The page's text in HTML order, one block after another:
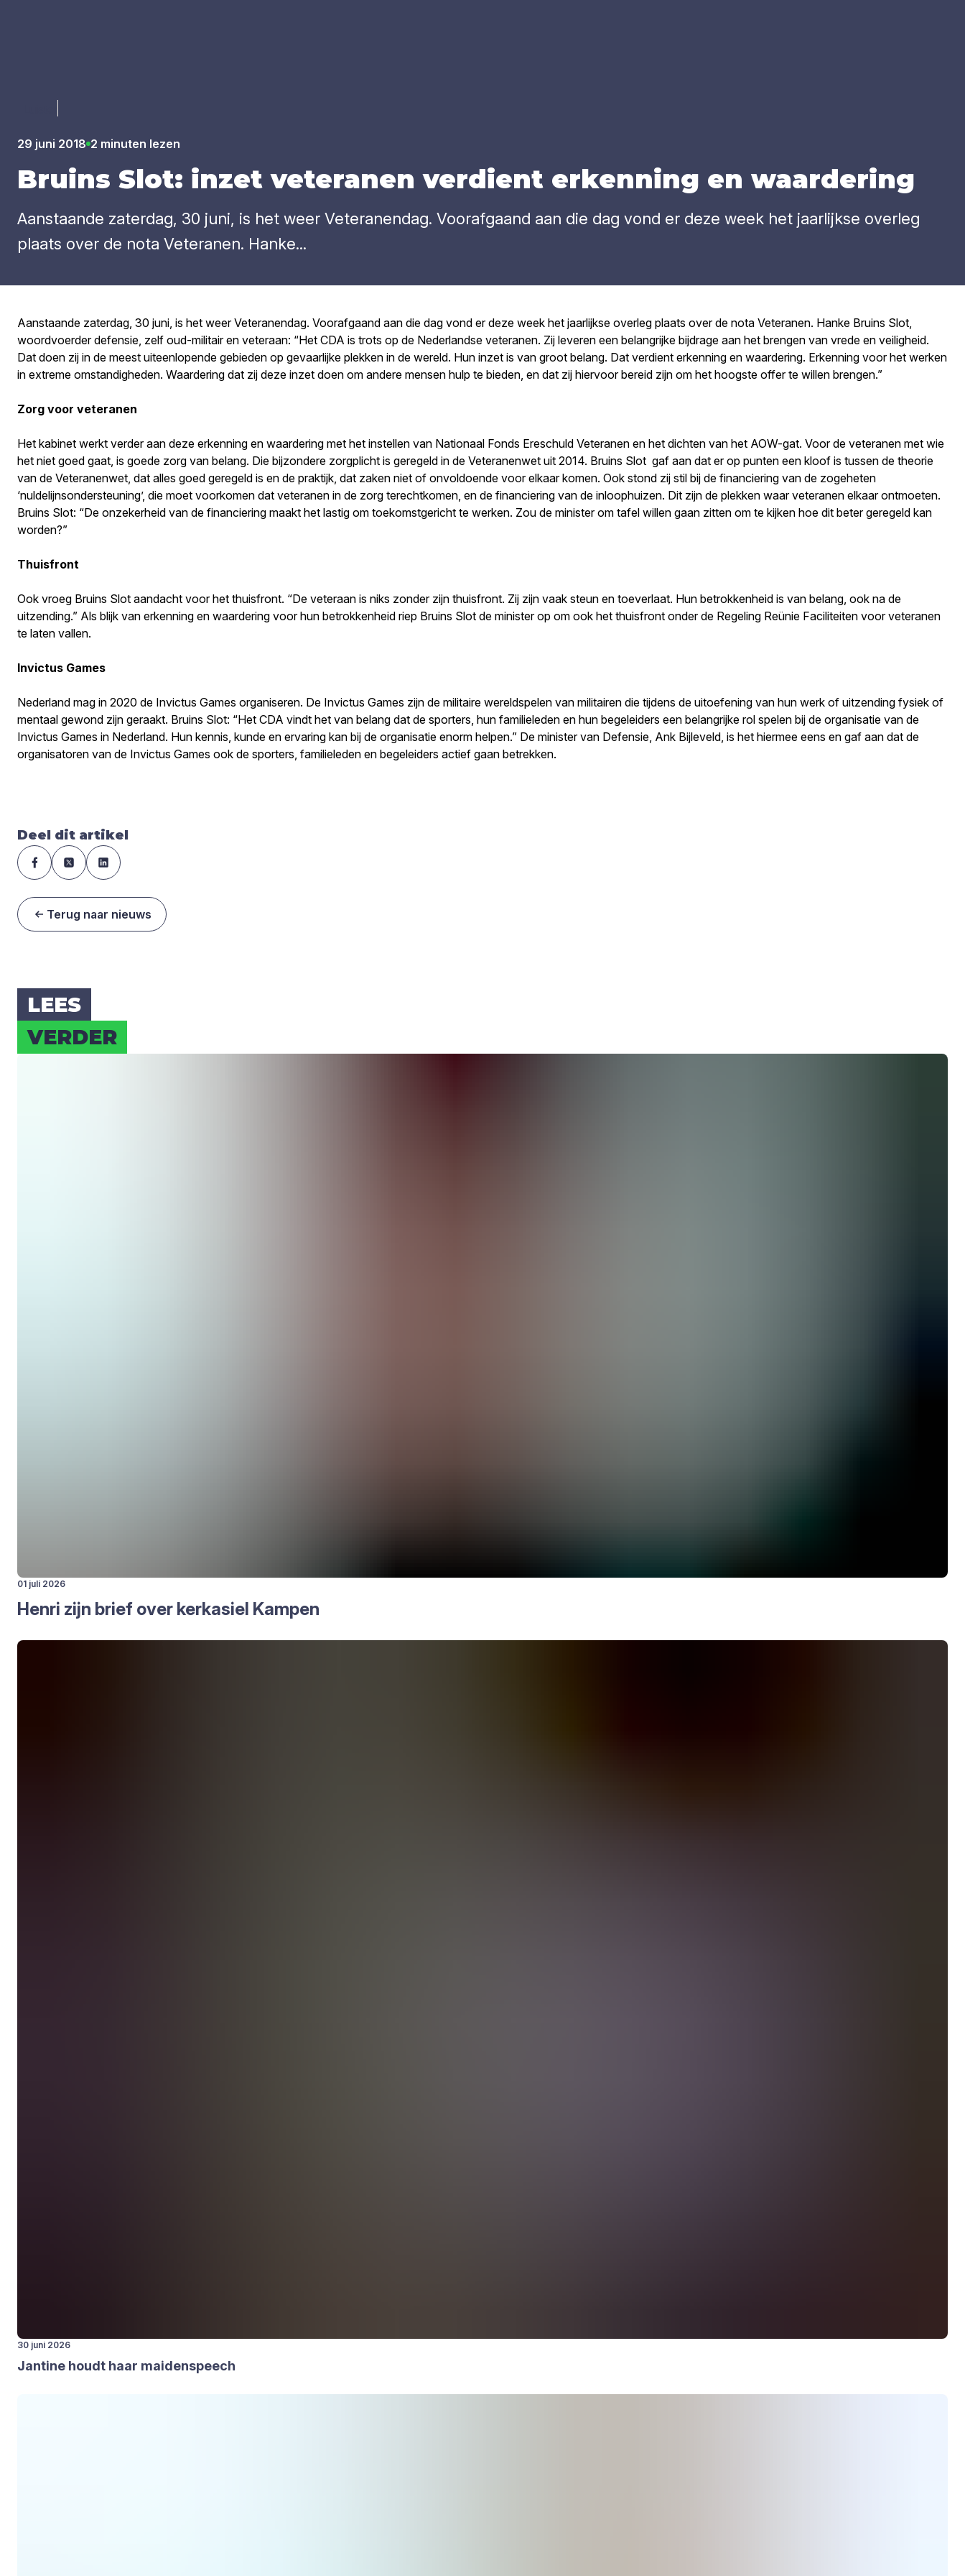
29 juni 2018 2 minuten lezen
Bruins Slot: inzet vete­ra­nen ver­dient erken­ning en waar­de­ring
Aanstaande zaterdag, 30 juni, is het weer Veteranendag. Voorafgaand aan die dag vond er deze week het jaarlijkse overleg
plaats over de nota Veteranen. Hanke...
Aanstaande zaterdag, 30 juni, is het weer Veteranendag. Voorafgaand aan die dag vond er deze week het jaarlijkse overleg plaats over de nota Veteranen. Hanke Bruins Slot,
woordvoerder defensie, zelf oud-militair en veteraan: “Het CDA is trots op de Nederlandse veteranen. Zij leveren een belangrijke bijdrage aan het brengen van vrede en veiligheid.
Dat doen zij in de meest uiteenlopende gebieden op gevaarlijke plekken in de wereld. Hun inzet is van groot belang. Dat verdient erkenning en waardering. Erkenning voor het werken
in extreme omstandigheden. Waardering dat zij deze inzet doen om andere mensen hulp te bieden, en dat zij hiervoor bereid zijn om het hoogste offer te willen brengen.”
Zorg voor veteranen
Het kabinet werkt verder aan deze erkenning en waardering met het instellen van Nationaal Fonds Ereschuld Veteranen en het dichten van het AOW-gat. Voor de veteranen met wie
het niet goed gaat, is goede zorg van belang. Die bijzondere zorgplicht is geregeld in de Veteranenwet uit 2014. Bruins Slot gaf aan dat er op punten een kloof is tussen de theorie
van de Veteranenwet, dat alles goed geregeld is en de praktijk, dat zaken niet of onvoldoende voor elkaar komen. Ook stond zij stil bij de financiering van de zogeheten
‘nuldelijnsondersteuning’, die moet voorkomen dat veteranen in de zorg terechtkomen, en de financiering van de inloophuizen. Dit zijn de plekken waar veteranen elkaar ontmoeten.
Bruins Slot: “De onzekerheid van de financiering maakt het lastig om toekomstgericht te werken. Zou de minister om tafel willen gaan zitten om te kijken hoe dit beter geregeld kan
worden?”
Thuisfront
Ook vroeg Bruins Slot aandacht voor het thuisfront. “De veteraan is niks zonder zijn thuisfront. Zij zijn vaak steun en toeverlaat. Hun betrokkenheid is van belang, ook na de
uitzending.” Als blijk van erkenning en waardering voor hun betrokkenheid riep Bruins Slot de minister op om ook het thuisfront onder de Regeling Reünie Faciliteiten voor veteranen
te laten vallen.
Invictus Games
Nederland mag in 2020 de Invictus Games organiseren. De Invictus Games zijn de militaire wereldspelen van militairen die tijdens de uitoefening van hun werk of uitzending fysiek of
mentaal gewond zijn geraakt. Bruins Slot: “Het CDA vindt het van belang dat de sporters, hun familieleden en hun begeleiders een belangrijke rol spelen bij de organisatie van de
Invictus Games in Nederland. Hun kennis, kunde en ervaring kan bij de organisatie enorm helpen.” De minister van Defensie, Ank Bijleveld, is het hiermee eens en gaf aan dat de
organisatoren van de Invictus Games ook de sporters, familieleden en begeleiders actief gaan betrekken.
Deel dit artikel
Terug naar nieuws
LEES
VER­DER
01 juli 2026
Hen­ri zijn brief over kerk­asiel Kam­pen
30 juni 2026
Jan­ti­ne houdt haar mai­den­speech